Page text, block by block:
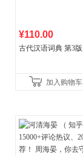
¥110.00
古代汉语词典 第3版
加入购物车